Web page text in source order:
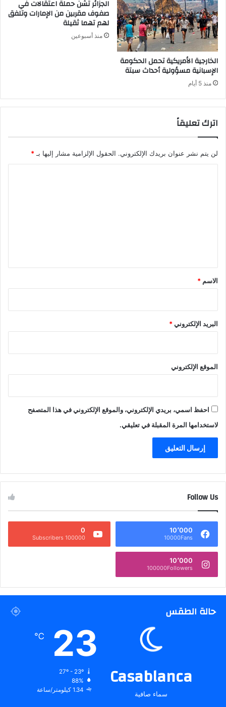
الخارجية الأمريكية تحمل الحكومة
الإسبانية مسؤولية أحداث سبتة
منذ 5 أيام
الجزائر تشن حملة اعتقالات في
صفوف مقربين من الإمارات وتلفق
لهم تهما ثقيلة
منذ أسبوعين
اترك تعليقاً
لن يتم نشر عنوان بريدك الإلكتروني. الحقول الإلزامية مشار إليها بـ *
*
الاسم *
البريد الإلكتروني*
الموقع الإلكتروني
احفظ اسمي، بريدي الإلكتروني، والموقع الإلكتروني في هذا المتصفح
لاستخدامها المرة المقبلة في تعليقي.
Follow Us
10٬000
10000Fans
0
100000 Subscribers
10٬000
100000Followers
حالة الطقس
Casablanca
سماء صافية
23
℃
27º - 23º
88%
1.34 كيلومتر/ساعة